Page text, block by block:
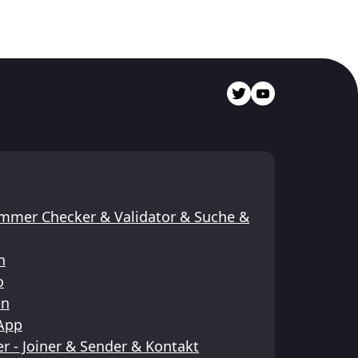
Checker & Validator & Suche &
- Joiner & Sender & Kontakt